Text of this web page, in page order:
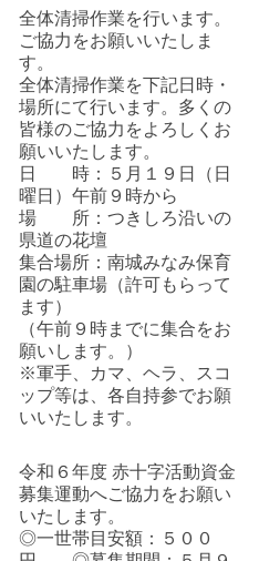
全体清掃作業を行います。
ご協力をお願いいたしま
す。
全体清掃作業を下記日時・
場所にて行います。多くの
皆様のご協力をよろしくお
願いいたします。
日 時：５月１９日（日
曜日）午前９時から
場 所：つきしろ沿いの
県道の花壇
集合場所：南城みなみ保育
園の駐車場（許可もらって
ます）
（午前９時までに集合をお
願いします。）
※軍手、カマ、ヘラ、スコ
ップ等は、各自持参でお願
いいたします。
令和６年度 赤十字活動資金
募集運動へご協力をお願い
いたします。
◎一世帯目安額：５００